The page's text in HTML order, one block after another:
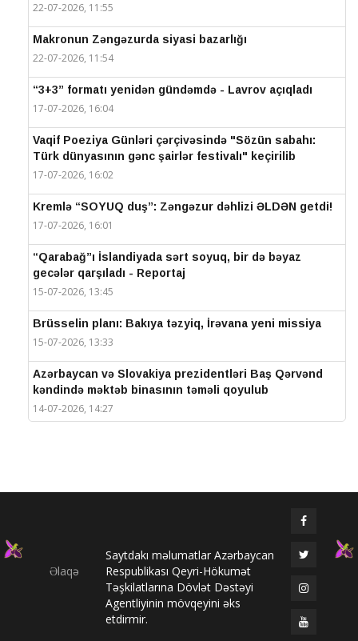
22-07-2026, 11:55
Makronun Zəngəzurda siyasi bazarlığı
22-07-2026, 11:54
“3+3” formatı yenidən gündəmdə - Lavrov açıqladı
17-07-2026, 16:04
Vaqif Poeziya Günləri çərçivəsində "Sözün sabahı:
Türk dünyasının gənc şairlər festivalı" keçirilib
17-07-2026, 16:02
Kremlə “SOYUQ duş”: Zəngəzur dəhlizi ƏLDƏN getdi!
17-07-2026, 16:01
“Qarabağ”ı İslandiyada sərt soyuq, bir də bəyaz
gecələr qarşıladı - Reportaj
15-07-2026, 13:45
Brüsselin planı: Bakıya təzyiq, İrəvana yeni missiya
15-07-2026, 13:33
Azərbaycan və Slovakiya prezidentləri Baş Qərvənd
kəndində məktəb binasının təməli qoyulub
14-07-2026, 14:27
Prezidentlər Şuşada mətbuata bəyanatlarla çıxış
Elməddin Behbud: “IV Şuşa Qlobal Media Forumu
beynəlxalq media əməkdaşlığının nüfuzlu
platformasına çevrilib”
14-07-2026, 14:24
Əlaqə
Saytdakı məlumatlar Azərbaycan
Respublikası Qeyri-Hökumət
Təşkilatlarına Dövlət Dəstəyi
Agentliyinin mövqeyini əks
etdirmir.